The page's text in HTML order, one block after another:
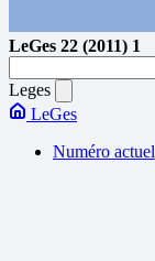
LeGes 22 (2011) 1
Leges
LeGes
Numéro actuel